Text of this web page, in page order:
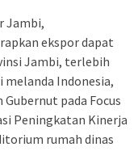
Jambi,
ekspor dapat
Jambi, terlebih
melanda Indonesia,
pada Focus
Peningkatan Kinerja
rumah dinas